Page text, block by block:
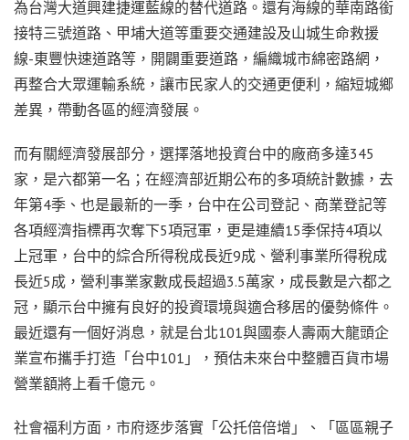
為台灣大道興建捷運藍線的替代道路。還有海線的華南路銜
接特三號道路、甲埔大道等重要交通建設及山城生命救援
線-東豐快速道路等，開闢重要道路，編織城市綿密路網，
再整合大眾運輸系統，讓市民家人的交通更便利，縮短城鄉
差異，帶動各區的經濟發展。
而有關經濟發展部分，選擇落地投資台中的廠商多達345
家，是六都第一名；在經濟部近期公布的多項統計數據，去
年第4季、也是最新的一季，台中在公司登記、商業登記等
各項經濟指標再次奪下5項冠軍，更是連續15季保持4項以
上冠軍，台中的綜合所得稅成長近9成、營利事業所得稅成
長近5成，營利事業家數成長超過3.5萬家，成長數是六都之
冠，顯示台中擁有良好的投資環境與適合移居的優勢條件。
最近還有一個好消息，就是台北101與國泰人壽兩大龍頭企
業宣布攜手打造「台中101」，預估未來台中整體百貨市場
營業額將上看千億元。
社會福利方面，市府逐步落實「公托倍倍增」、「區區親子